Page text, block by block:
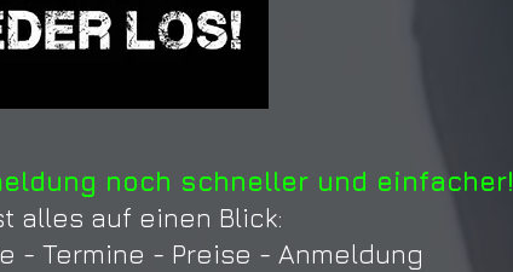
noch schneller und einfacher!
alles auf einen Blick:
- Termine - Preise - Anmeldung